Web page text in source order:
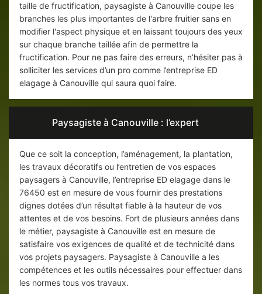
taille de fructification, paysagiste à Canouville coupe les
branches les plus importantes de l'arbre fruitier sans en
modifier l'aspect physique et en laissant toujours des yeux
sur chaque branche taillée afin de permettre la
fructification. Pour ne pas faire des erreurs, n’hésiter pas à
solliciter les services d’un pro comme l’entreprise ED
elagage à Canouville qui saura quoi faire.
Paysagiste à Canouville : l’expert
Que ce soit la conception, l’aménagement, la plantation,
les travaux décoratifs ou l’entretien de vos espaces
paysagers à Canouville, l’entreprise ED elagage dans le
76450 est en mesure de vous fournir des prestations
dignes dotées d’un résultat fiable à la hauteur de vos
attentes et de vos besoins. Fort de plusieurs années dans
le métier, paysagiste à Canouville est en mesure de
satisfaire vos exigences de qualité et de technicité dans
vos projets paysagers. Paysagiste à Canouville a les
compétences et les outils nécessaires pour effectuer dans
les normes tous vos travaux.